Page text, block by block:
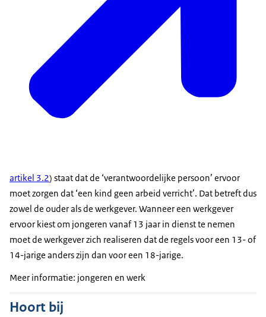
artikel 3.2) staat dat de ‘verantwoordelijke persoon’ ervoor
moet zorgen dat ‘een kind geen arbeid verricht’. Dat betreft dus
zowel de ouder als de werkgever. Wanneer een werkgever
ervoor kiest om jongeren vanaf 13 jaar in dienst te nemen
moet de werkgever zich realiseren dat de regels voor een 13- of
14-jarige anders zijn dan voor een 18-jarige.
Meer informatie: jongeren en werk
Hoort bij